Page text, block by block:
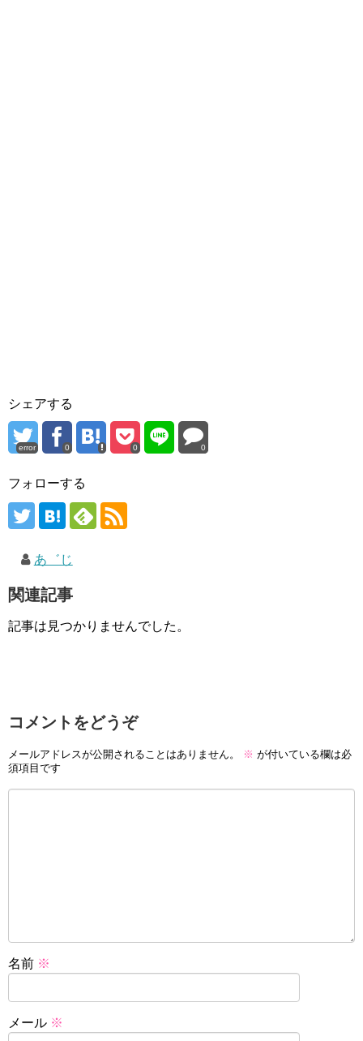
シェアする
error 0 0 0
フォローする
あ゛じ
関連記事
記事は見つかりませんでした。
コメントをどうぞ
メールアドレスが公開されることはありません。 ※ が付いている欄は必
須項目です
名前 ※
メール ※